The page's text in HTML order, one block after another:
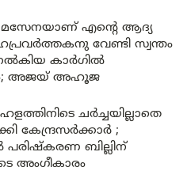
എന്റെ ആദ്യ
വേണ്ടി സ്വന്തം
കാർഗിൽ
അജയ് അഹൂജ
ചർച്ചയില്ലാതെ
കേന്ദ്രസർക്കാർ ;
ബില്ലിന്
അംഗീകാരം